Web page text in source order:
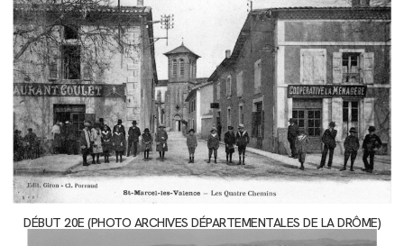
DÉBUT 20E (PHOTO ARCHIVES DÉPARTEMENTALES DE LA DRÔME)